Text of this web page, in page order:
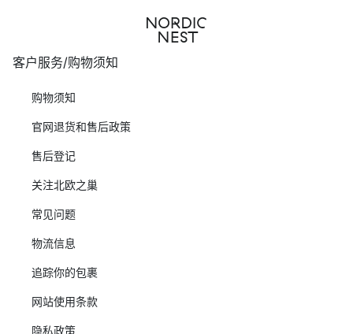
客户服务/购物须知
购物须知
官网退货和售后政策
售后登记
关注北欧之巢
常见问题
物流信息
追踪你的包裹
网站使用条款
隐私政策